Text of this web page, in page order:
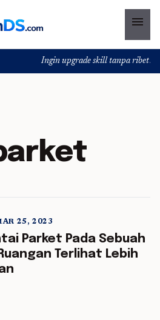
menu
Ingin upgrade skill tanpa ribet?
5 min read
25, 2023
Parket Pada Sebuah
Terlihat Lebih